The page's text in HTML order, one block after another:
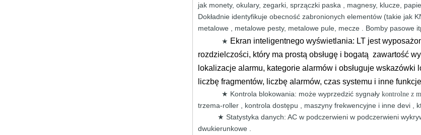
jak monety, okulary, zegarki, sprzączki paska , magnesy, klucze,
Dokładnie identyfikuje obecność zabronionych elementów (takie jak
metalowe
metalowe pesty, metalowe pule, mecze Bomby pasowe
★ Ekran inteligentnego wyświetlania: LT jest
rozdzielczości, który ma prostą obsługę i bogatą zawartość
lokalizacje alarmu, kategorie alarmów i obsługuje
liczbę fragmentów, liczbę alarmów, czas systemu i inne
★ Kontrola blokowania: może wyprzedzić sygnały kontrolne z
trzema-roller , kontrola dostępu , maszyny frekwencyjne i inne devi ,
★ Statystyka danych: AC w ​​podczerwieni w podczerwieni
dwukierunkowe